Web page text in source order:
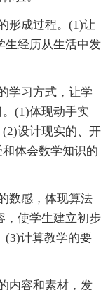
形成过程。(1)让
生经历从生活中发
学习方式，让学
(1)体现动手实
设计现实的、开
体会数学知识的
数感，体现算法
，使学生建立初步
(3)计算教学的要
内容和素材，发